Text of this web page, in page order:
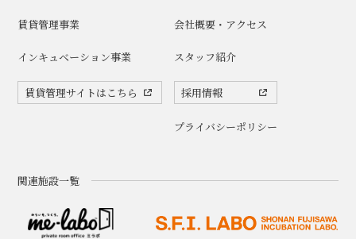
賃貸管理事業
インキュベーション事業
賃貸管理サイトはこちら
会社概要・アクセス
スタッフ紹介
採用情報
プライバシーポリシー
関連施設一覧